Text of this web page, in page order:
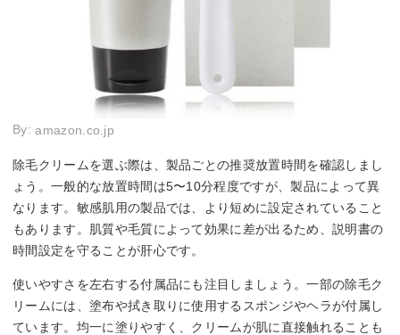
By:amazon.co.jp
除毛クリームを選ぶ際は、製品ごとの推奨放置時間を確認しまし
ょう。一般的な放置時間は5〜10分程度ですが、製品によって異
なります。敏感肌用の製品では、より短めに設定されていること
もあります。肌質や毛質によって効果に差が出るため、説明書の
時間設定を守ることが肝心です。
使いやすさを左右する付属品にも注目しましょう。一部の除毛ク
リームには、塗布や拭き取りに使用するスポンジやヘラが付属し
ています。均一に塗りやすく、クリームが肌に直接触れることも